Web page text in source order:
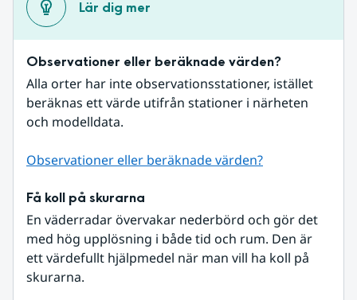
Lär dig mer
Observationer eller beräknade värden?
Alla orter har inte observationsstationer, istället
beräknas ett värde utifrån stationer i närheten
och modelldata.
Observationer eller beräknade värden?
Få koll på skurarna
En väderradar övervakar nederbörd och gör det
med hög upplösning i både tid och rum. Den är
ett värdefullt hjälpmedel när man vill ha koll på
skurarna.